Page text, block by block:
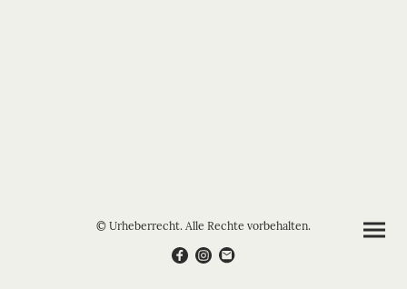
© Urheberrecht. Alle Rechte vorbehalten.